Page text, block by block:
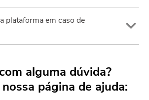
plataforma em caso de
alguma dúvida?
página de ajuda: